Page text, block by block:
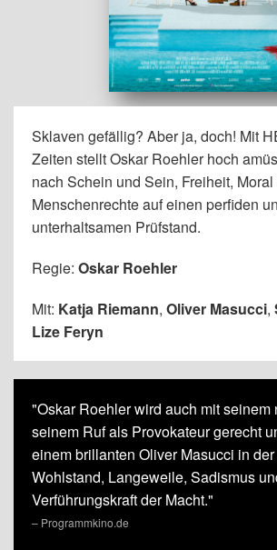
Sklaven gefällig? Aber ja, doch! Mit
Zeiten stellt Oskar Roehler hoch
nach Schein und Sein, Freiheit, Moral
Menschenrechte auf einen perfiden
unterhaltsamen Prüfstand.
Regie: Oskar Roehler
Mit: Katja Riemann, Oliver Masucci,
Lize Feryn
"Oskar Roehler wird auch mit seinem
seinem Ruf als Provokateur gerecht
einem brillanten Oliver Masucci in
Wohlstand, Langeweile, Sadismus
Verführungskraft der Macht."
– Programmkino.de